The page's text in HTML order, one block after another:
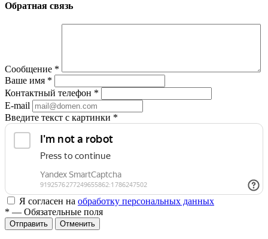
Обратная связь
Сообщение *
Ваше имя *
Контактный телефон *
E-mail
Введите текст с картинки *
Я согласен на обработку персональных данных
* — Обязательные поля
Отменить